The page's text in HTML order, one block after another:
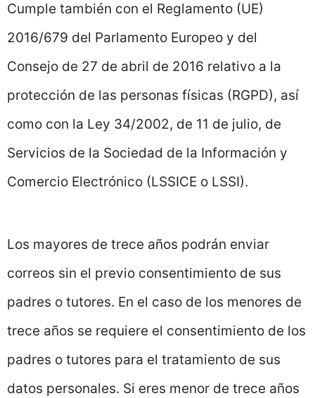
Cumple también con el Reglamento (UE)
2016/679 del Parlamento Europeo y del
Consejo de 27 de abril de 2016 relativo a la
protección de las personas físicas (RGPD), así
como con la Ley 34/2002, de 11 de julio, de
Servicios de la Sociedad de la Información y
Comercio Electrónico (LSSICE o LSSI).
Los mayores de trece años podrán enviar
correos sin el previo consentimiento de sus
padres o tutores. En el caso de los menores de
trece años se requiere el consentimiento de los
padres o tutores para el tratamiento de sus
datos personales. Si eres menor de trece años